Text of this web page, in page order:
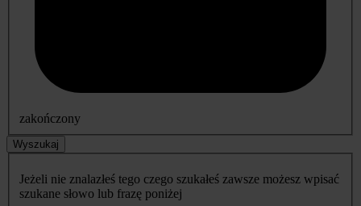
zakończony
Wyszukaj
Jeżeli nie znalazłeś tego czego szukałeś zawsze możesz wpisać
szukane słowo lub frazę poniżej